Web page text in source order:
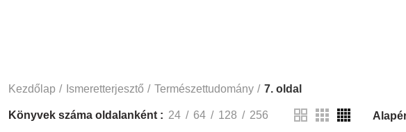
Kezdőlap Ismeretterjesztő Természettudomány 7. oldal
Könyvek száma oldalanként 24 64 128 256